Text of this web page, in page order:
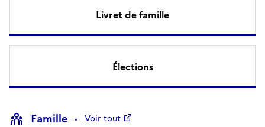
Livret de famille
Élections
Famille Voir tout